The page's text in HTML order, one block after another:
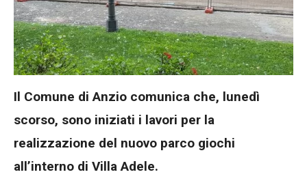
Il Comune di Anzio comunica che, lunedì
scorso, sono iniziati i lavori per la
realizzazione del nuovo parco giochi
all’interno di Villa Adele.